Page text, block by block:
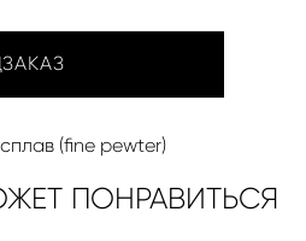
(fine pewter)
ПОНРАВИТЬСЯ